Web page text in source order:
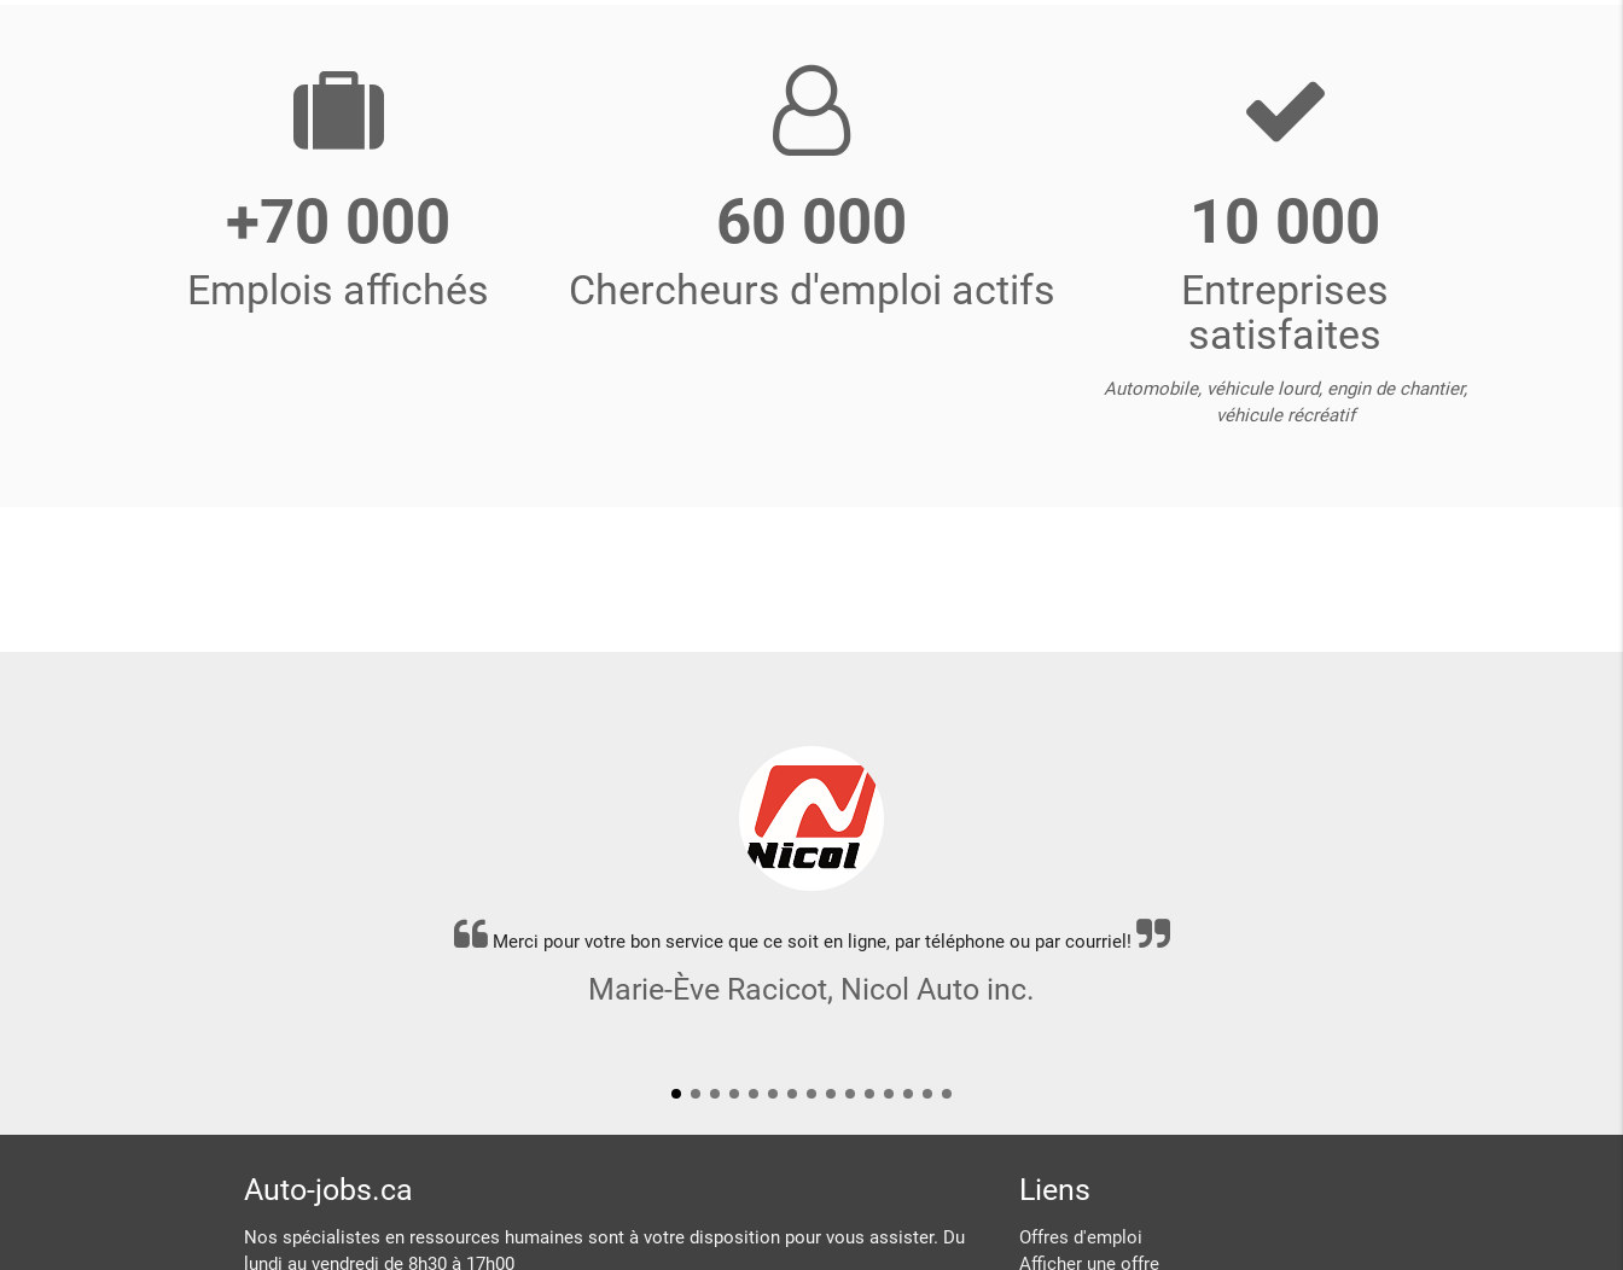
+70 000
Emplois affichés
60 000
Chercheurs d'emploi actifs
10 000
Entreprises
satisfaites
Automobile, véhicule lourd, engin de chantier,
véhicule récréatif
Merci pour votre bon service que ce soit en ligne, par téléphone ou par courriel!
Marie-Ève Racicot, Nicol Auto inc.
Auto-jobs.ca
Nos spécialistes en ressources humaines sont à votre disposition pour vous assister. Du
lundi au vendredi de 8h30 à 17h00
Liens
Offres d'emploi
Afficher une offre